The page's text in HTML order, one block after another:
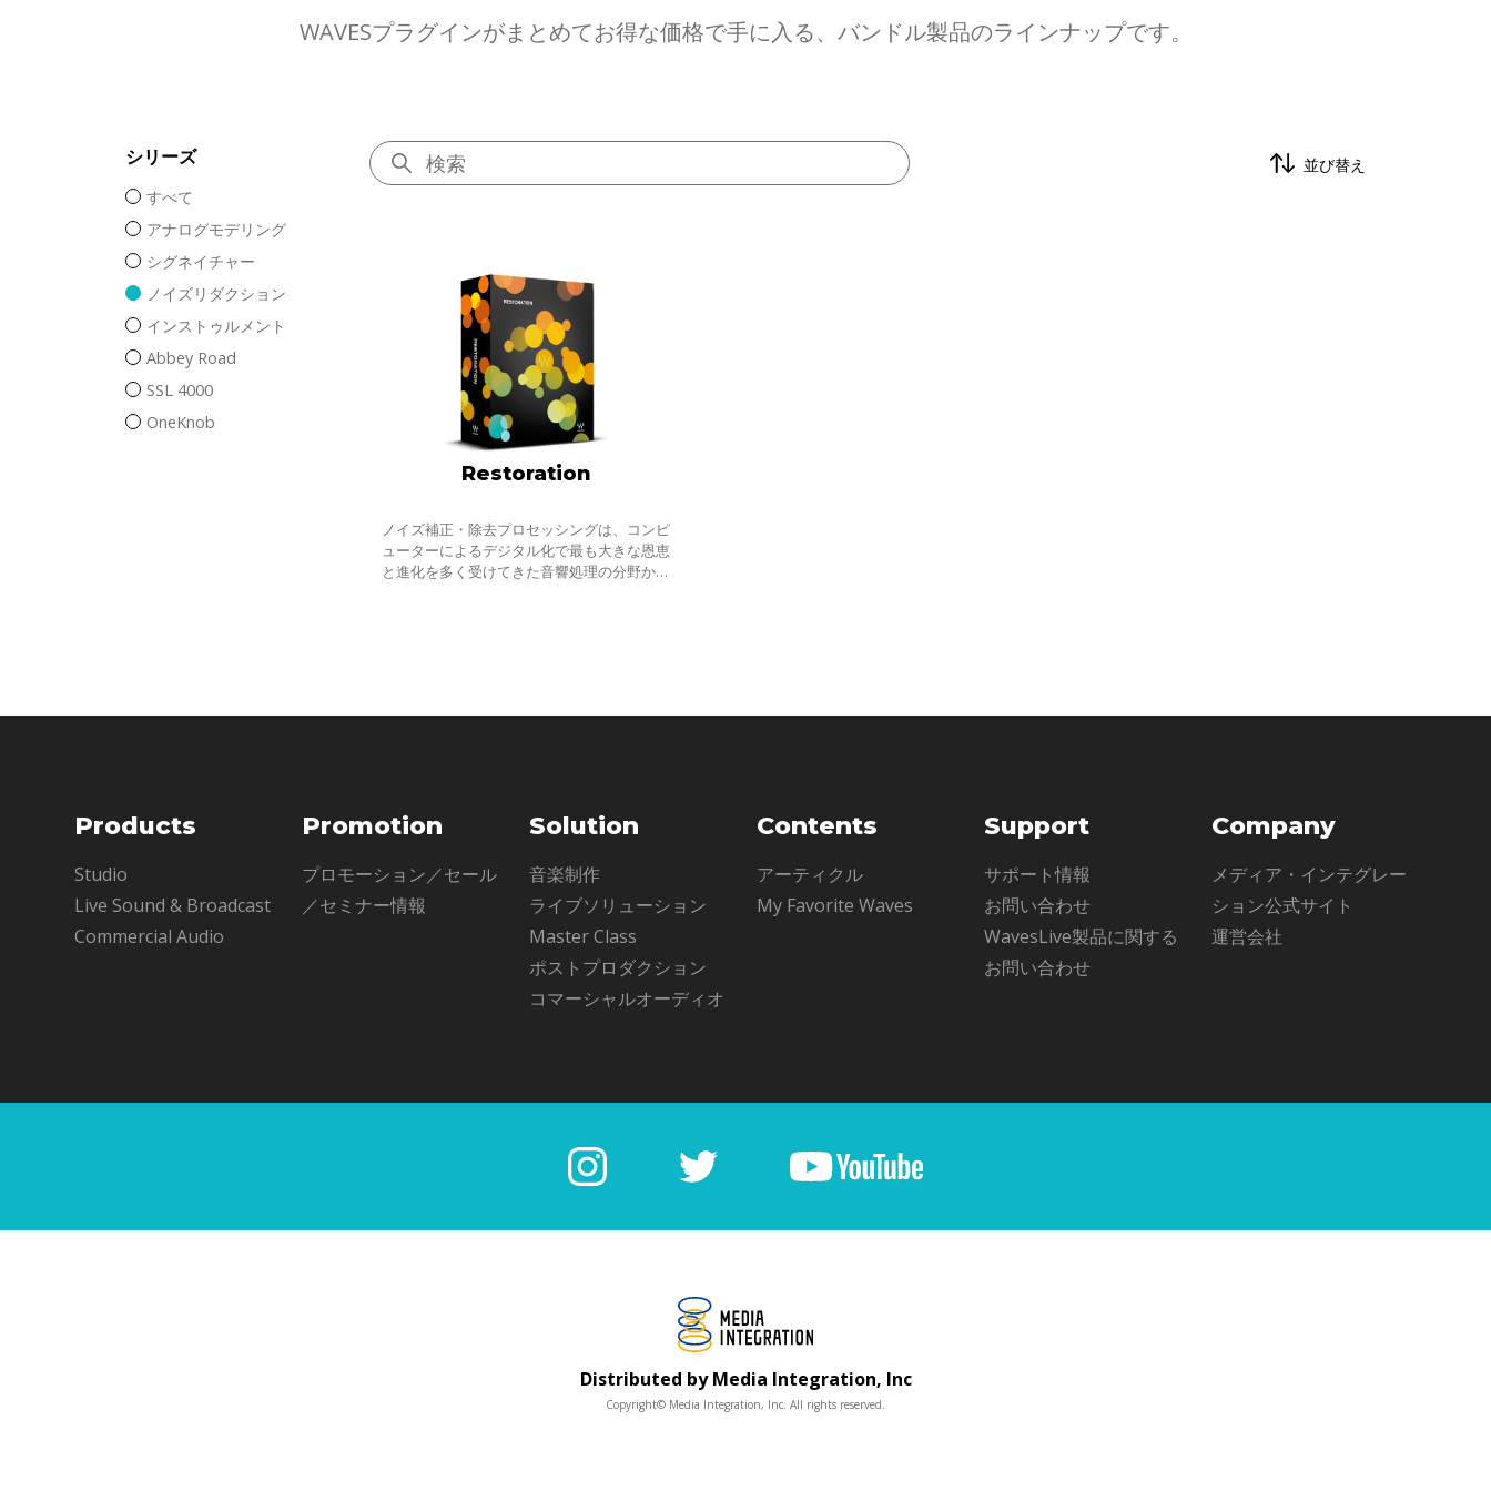
WAVESプラグインがまとめてお得な価格で手に入る、バンドル製品のラインナップです。
シリーズ
すべて
アナログモデリング
シグネイチャー
ノイズリダクション
インストゥルメント
Abbey Road
SSL 4000
OneKnob
並び替え
Restoration
ノイズ補正・除去プロセッシングは、コンピ
ューターによるデジタル化で最も大きな恩恵
と進化を多く受けてきた音響処理の分野かも
Products
Studio
Live Sound & Broadcast
Commercial Audio
Promotion
プロモーション／セール
／セミナー情報
Solution
音楽制作
ライブソリューション
Master Class
ポストプロダクション
コマーシャルオーディオ
Contents
アーティクル
My Favorite Waves
Support
サポート情報
お問い合わせ
WavesLive製品に関する
お問い合わせ
Company
メディア・インテグレー
ション公式サイト
運営会社
Distributed by Media Integration, Inc
Copyright© Media Integration, Inc. All rights reserved.